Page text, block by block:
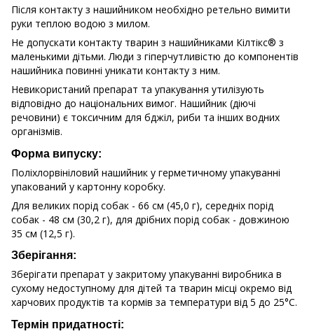
Після контакту з нашийником необхідно ретельно вимити
руки теплою водою з милом.
Не допускати контакту тварин з нашийниками Кілтікс® з
маленькими дітьми. Люди з гіперчутливістю до компонентів
нашийника повинні уникати контакту з ним.
Невикористаний препарат та упакування утилізують
відповідно до національних вимог. Нашийник (діючі
речовини) є токсичним для бджіл, риби та інших водних
організмів.
Форма випуску:
Поліхлорвініловий нашийник у герметичному упакуванні
упакований у картонну коробку.
Для великих порід собак - 66 см (45,0 г), середніх порід
собак - 48 см (30,2 г), для дрібних порід собак - довжиною
35 см (12,5 г).
Зберігання:
Зберігати препарат у закритому упакуванні виробника в
сухому недоступному для дітей та тварин місці окремо від
харчових продуктів та кормів за температури від 5 до 25°С.
Термін придатності: